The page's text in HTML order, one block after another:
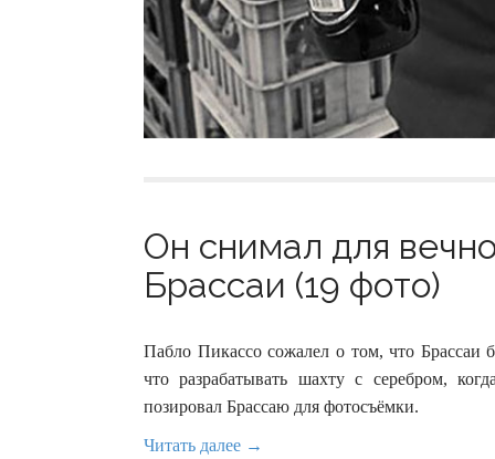
Он снимал для
Брассаи (19 фото)
Пабло Пикассо сожалел о том, что Брассаи
что разрабатывать шахту с серебром,
позировал Брассаю для фотосъёмки.
Читать далее →